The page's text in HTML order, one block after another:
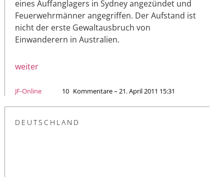
eines Auffanglagers in Sydney angezündet und
Feuerwehrmänner angegriffen. Der Aufstand ist
nicht der erste Gewaltausbruch von
Einwanderern in Australien.
weiter
JF-Online 10 Kommentare – 21. April 2011 15:31
DEUTSCHLAND